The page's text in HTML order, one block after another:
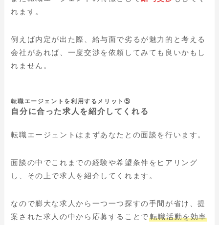
れます。
例えば内定が出た際、給与面で劣るが魅力的と考える
会社があれば、一度交渉を依頼してみても良いかもし
れません。
転職エージェントを利用するメリット⑤
自分に合った求人を紹介してくれる
転職エージェントはまずあなたとの面談を行います。
面談の中でこれまでの経験や希望条件をヒアリング
し、その上で求人を紹介してくれます。
なので膨大な求人から一つ一つ探すの手間が省け、提
案された求人の中から応募することで 転職活動を効率